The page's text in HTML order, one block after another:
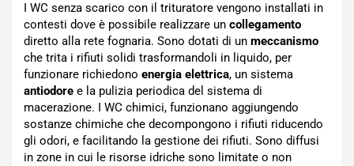
I WC senza scarico con il trituratore vengono installati in
contesti dove è possibile realizzare un collegamento
diretto alla rete fognaria. Sono dotati di un meccanismo
che trita i rifiuti solidi trasformandoli in liquido, per
funzionare richiedono energia elettrica, un sistema
antiodore e la pulizia periodica del sistema di
macerazione. I WC chimici, funzionano aggiungendo
sostanze chimiche che decompongono i rifiuti riducendo
gli odori, e facilitando la gestione dei rifiuti. Sono diffusi
in zone in cui le risorse idriche sono limitate o non